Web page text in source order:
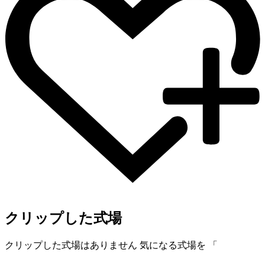
クリップした式場
クリップした式場はありません 気になる式場を 「